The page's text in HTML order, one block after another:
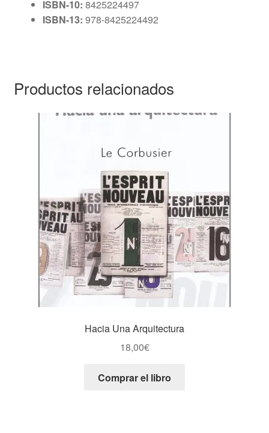
ISBN-10: 8425224497
ISBN-13: 978-8425224492
Productos relacionados
Hacia Una Arquitectura
18,00€
Comprar el libro